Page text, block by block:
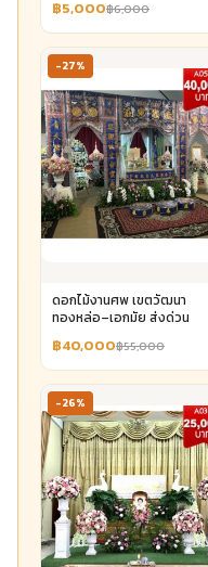
฿5,000฿6,000
-27%
ดอกไม้งานศพ เขตวัฒนา
ทองหล่อ–เอกมัย ส่งด่วน
฿40,000฿55,000
-26%